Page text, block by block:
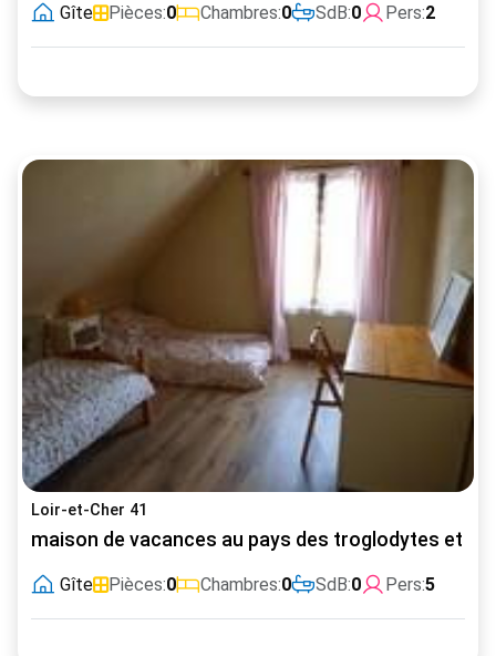
Gîte Pièces:0 Chambres:0 SdB:0 Pers:2
Loir-et-Cher 41
maison de vacances au pays des troglodytes et
Gîte Pièces:0 Chambres:0 SdB:0 Pers:5